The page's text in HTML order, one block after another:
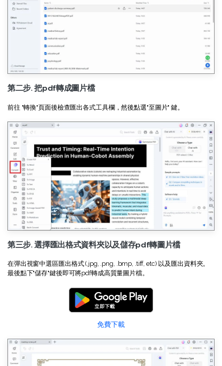
第二步. 把pdf轉成圖片檔
前往 "轉換"頁面後檢查匯出各式工具欄，然後點選"至圖片" 鍵。
第三步. 選擇匯出格式資料夾以及儲存pdf轉圖片檔
在彈出視窗中選區匯出格式 (.jpg, .png, .bmp, .tiff, etc) 以及匯出資料夾。
最後點下"儲存"鍵後即可將pdf轉成高質量圖片檔。
免費下載